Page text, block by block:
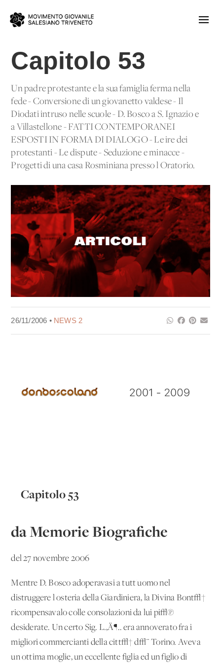
Capitolo 53
Un padre protestante e la sua famiglia ferma nella
fede - Conversione di un giovanetto valdese - Il
Diodati intruso nelle scuole - D. Bosco a S. Ignazio e
a Villastellone - FATTI CONTEMPORANEI
ESPOSTI IN FORMA DI DIALOGO - Le ire dei
protestanti - Le dispute - Seduzione e minacce -
Progetti di una casa Rosminiana presso l'Oratorio.
26/11/2006 • NEWS 2
Capitolo 53
da Memorie Biografiche
del 27 novembre 2006
Mentre D. Bosco adoperavasi a tutt'uomo nel
distruggere l'osteria della Giardiniera, la Divina Bont√†
ricompensavalo colle consolazioni da lui pi√π
desiderate. Un certo Sig. L.‚Ä¶.. era annoverato fra i
migliori commercianti della citt√† d√¨ Torino. Aveva
un'ottima moglie, un'eccellente figlia ed un figlio di